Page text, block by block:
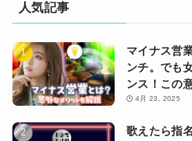
人気記事
マイナス営
ンチ。でも
ンス！この
4月 23, 2025
歌えたら指